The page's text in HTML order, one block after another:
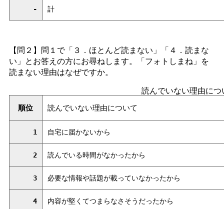
- 計
【問２】問１で「３．ほとんど読まない」「４．読まな
い」とお答えの方にお尋ねします。「フォトしまね」を
読まない理由はなぜですか。
読んでいない理由につ
順位 読んでいない理由について
1 自宅に届かないから
2 読んでいる時間がなかったから
3 必要な情報や話題が載っていなかったから
4 内容が堅くてつまらなさそうだったから